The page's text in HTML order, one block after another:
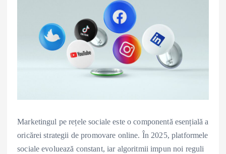
Marketingul pe rețele sociale este o componentă esențială a
oricărei strategii de promovare online. În 2025, platformele
sociale evoluează constant, iar algoritmii impun noi reguli